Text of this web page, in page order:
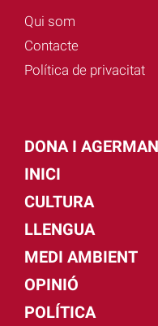
Qui som
Contacte
Política de privacitat
DONA I
INICI
CULTURA
LLENGUA
MEDI AMBIENT
OPINIÓ
POLÍTICA